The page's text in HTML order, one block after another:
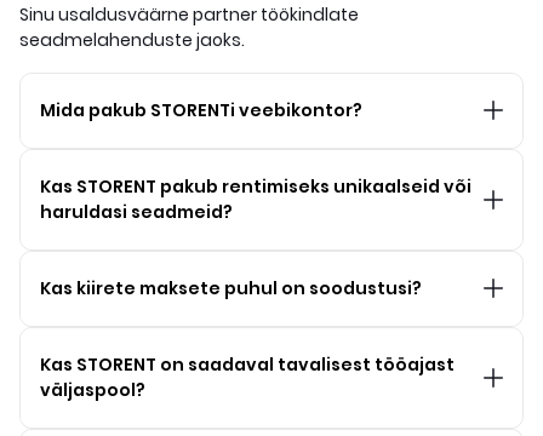
Sinu usaldusväärne partner töökindlate
seadmelahenduste jaoks.
Mida pakub STORENTi veebikontor?
Kas STORENT pakub rentimiseks unikaalseid või
haruldasi seadmeid?
Kas kiirete maksete puhul on soodustusi?
Kas STORENT on saadaval tavalisest tööajast
väljaspool?